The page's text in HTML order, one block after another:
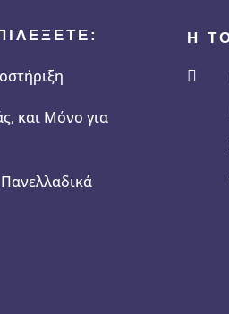
και Μόνο για
Η
